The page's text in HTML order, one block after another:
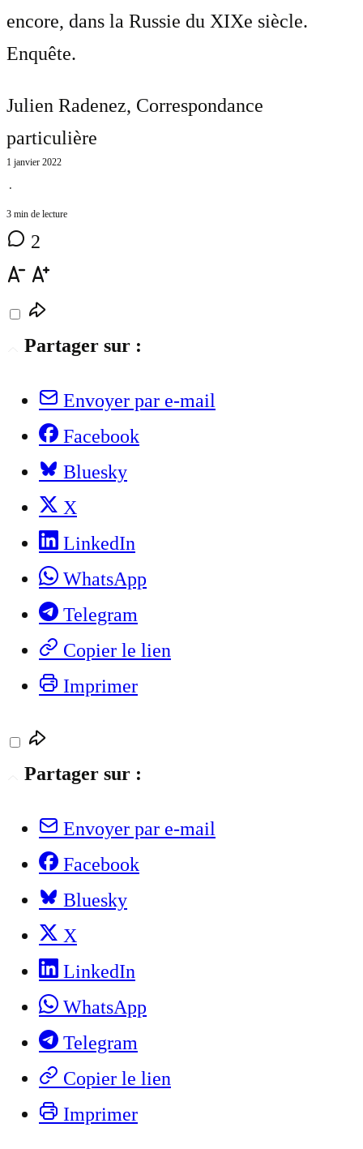
encore, dans la Russie du XIXe siècle.
Enquête.
Julien Radenez, Correspondance
particulière
1 janvier 2022
⋅
3 min de lecture
2
Partager sur :
Envoyer par e-mail
Facebook
Bluesky
X
LinkedIn
WhatsApp
Telegram
Copier le lien
Imprimer
Partager sur :
Envoyer par e-mail
Facebook
Bluesky
X
LinkedIn
WhatsApp
Telegram
Copier le lien
Imprimer